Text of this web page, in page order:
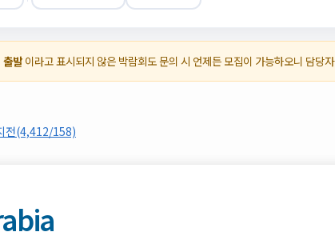
출발이라고 표시되지 않은 박람회도 문의 시 언제든 모집이 가능하오니 담당
전(4,412/158)